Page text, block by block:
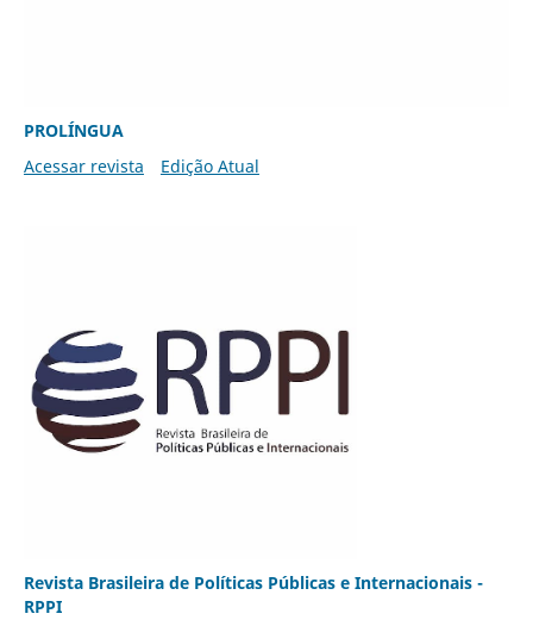
PROLÍNGUA
Acessar revista
Edição Atual
Revista Brasileira de Políticas Públicas e Internacionais -
RPPI